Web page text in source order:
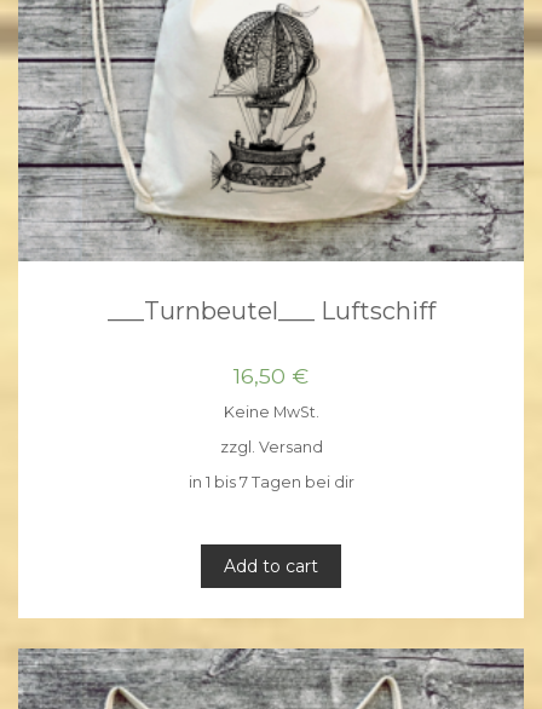
___Turnbeutel___ Luftschiff
16,50 €
Keine MwSt.
zzgl. Versand
in 1 bis 7 Tagen bei dir
Add to cart